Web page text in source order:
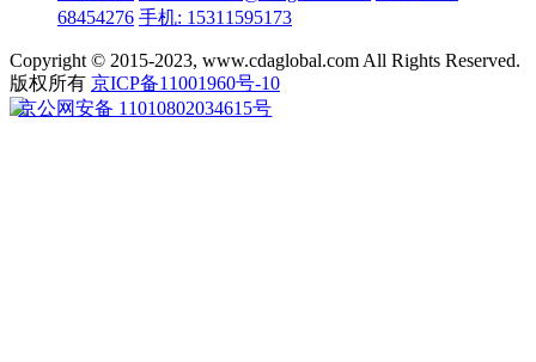
68454276 手机: 15311595173
Copyright © 2015-2023, www.cdaglobal.com All Rights Reserved.
版权所有 京ICP备11001960号-10
京公网安备 11010802034615号